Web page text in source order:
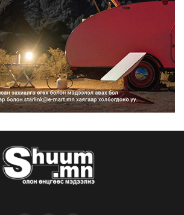
Шинэ 100
тө...
онцгой байдлын